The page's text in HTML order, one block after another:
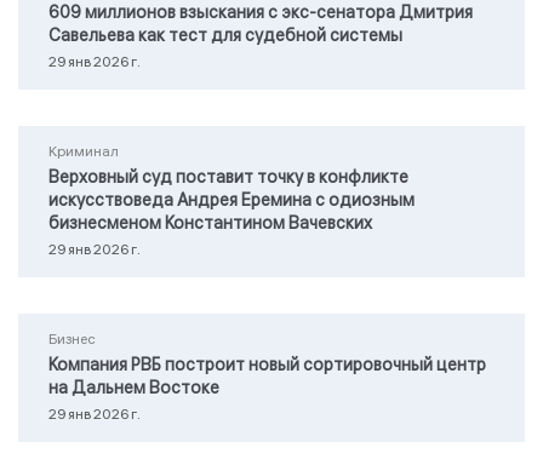
609 миллионов взыскания с экс-сенатора Дмитрия
Савельева как тест для судебной системы
29 янв 2026 г.
Криминал
Верховный суд поставит точку в конфликте
искусствоведа Андрея Еремина с одиозным
бизнесменом Константином Вачевских
29 янв 2026 г.
Бизнес
Компания РВБ построит новый сортировочный центр
на Дальнем Востоке
29 янв 2026 г.